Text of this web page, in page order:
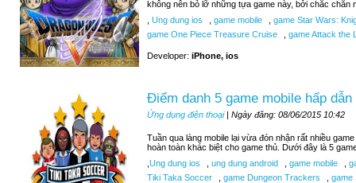
không nên bỏ lỡ những tựa game này, bởi chắc chắn
Ung dung ios game mobile
game Star Wars:
game One Piece Treasure Cruise
game Attack the
Developer: iPhone, ios
Điểm danh 5 game mobile hấp
Ứng dụng điện thoại| Ngày đăng: 08/06/2015 10:42
Tuần qua làng mobile lại vừa đón nhận rất nhiều
hoàn toàn khác biệt cho game thủ. Dưới đây là 5
Ung dung ios ung dung android game mobile
Tiki Taka Soccer
game Dungeon Trackers game